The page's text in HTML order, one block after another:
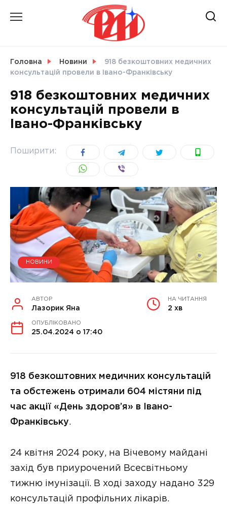
Головна Новини
918 безкоштовних медичних
консультацій провели в Івано-Франківську
918 безкоштовних медичних
консультацій провели в
Івано-Франківську
Поширити:
НОВИНИ
АВТОР
Лазорик Яна
НА ЧИТАННЯ
2 хв
ОПУБЛІКОВАНО
25.04.2024 о 17:40
918 безкоштовних медичних консультацій
та обстежень отримали 604 містяни під
час акції «День здоров’я» в Івано-
Франківську.
24 квітня 2024 року, на Вічевому майдані
захід був приурочений Всесвітньому
тижню імунізації. В ході заходу надано 329
консультацій профільних лікарів.